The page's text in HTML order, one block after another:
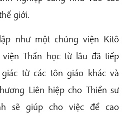
giới.
như một chủng viện Kitô
Thần học từ lâu đã tiếp
từ các tôn giáo khác và
Liên hiệp cho Thiền sư
sẽ giúp cho việc đề cao